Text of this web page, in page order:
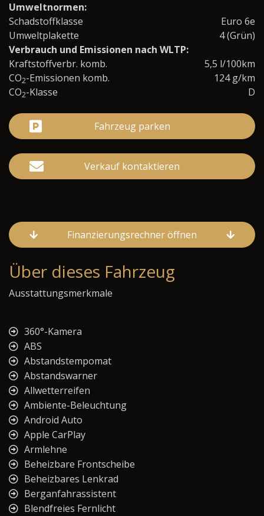
Umweltnormen:
Schadstoffklasse
Euro 6e
Umweltplakette
4 (Grün)
Verbrauch und Emissionen nach WLTP:
Kraftstoffverbr. komb.
5,5 l/100km
CO2-Emissionen komb.
124 g/km
CO2-Klasse D
Fahrzeug parken
Verkauf kontaktieren
Finanzierungsrechner öffnen
Über dieses Fahrzeug
Ausstattungsmerkmale
360°-Kamera
ABS
Abstandstempomat
Abstandswarner
Allwetterreifen
Ambiente-Beleuchtung
Android Auto
Apple CarPlay
Armlehne
Beheizbare Frontscheibe
Beheizbares Lenkrad
Berganfahrassistent
Blendfreies Fernlicht